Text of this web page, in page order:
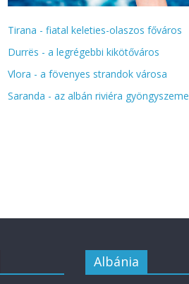
Tirana - fiatal keleties-olaszos főváros
Durrës - a legrégebbi kikötőváros
Vlora - a fövenyes strandok városa
Saranda - az albán riviéra gyöngyszeme
Albánia